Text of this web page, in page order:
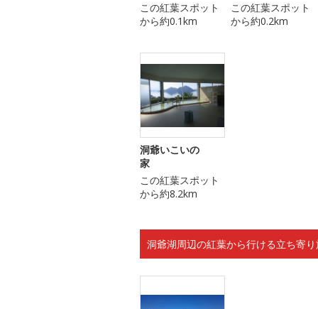
この紅葉スポット
から約0.1km
この紅葉スポット
から約0.2km
洞爺いこいの
家
この紅葉スポット
から約8.2km
洞爺湖周辺の紅葉から行ける立ち寄